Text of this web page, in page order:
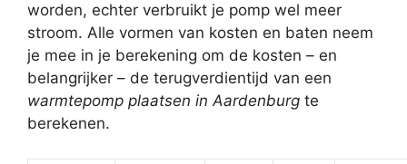
worden, echter verbruikt je pomp wel meer
stroom. Alle vormen van kosten en baten neem
je mee in je berekening om de kosten – en
belangrijker – de terugverdientijd van een
warmtepomp plaatsen in Aardenburg te
berekenen.